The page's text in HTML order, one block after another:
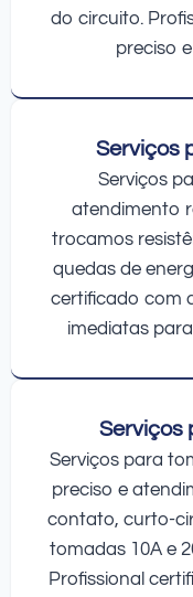
do circuito.
preciso
Serviços
Serviços
atendimento
trocamos
quedas de
certificado com
imediatas
Serviços
Serviços para
preciso e
contato, curto-
tomadas 10A e
Profissional